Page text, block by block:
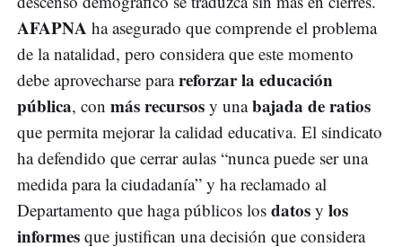
AFAPNA ha asegurado que comprende el problema
de la natalidad, pero considera que este momento
debe aprovecharse parareforzar la educación
pública, con más recursos y unabajada de ratios
que permita mejorar la calidad educativa. El sindicato
ha defendido que cerrar aulas “nunca puede ser una
medida para la ciudadanía” y ha reclamado al
Departamento que haga públicos los datos y los
informes que justifican una decisión que considera